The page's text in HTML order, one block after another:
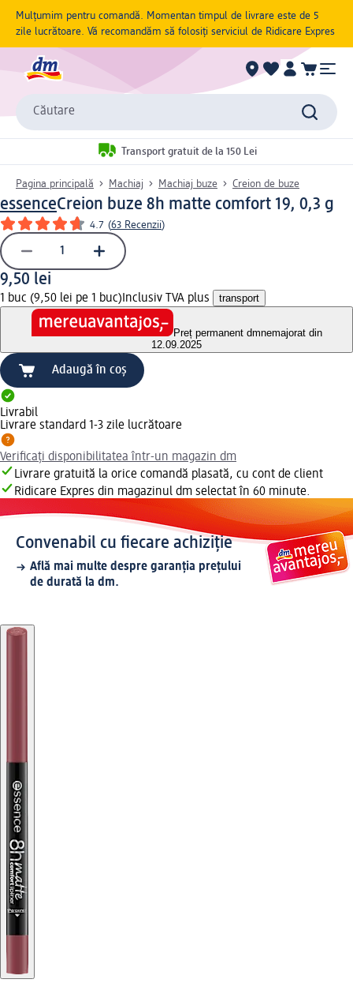
Mulțumim pentru comandă. Momentan timpul de livrare este de 5
zile lucrătoare. Vă recomandăm să folosiți serviciul de Ridicare Expres
Căutare
Transport gratuit de la 150 Lei
Pagina principală Machiaj Machiaj buze Creion de buze
essenceCreion buze 8h matte comfort 19, 0,3 g
4.7 (63 Recenzii)
9,50 lei
1 buc (9,50 lei pe 1 buc) Inclusiv TVA plus transport
Preț permanent dmnemajorat din
12.09.2025
Adaugă în coș
Livrabil
Livrare standard 1-3 zile lucrătoare
Verificați disponibilitatea într-un magazin dm
Livrare gratuită la orice comandă plasată, cu cont de client
Ridicare Expres din magazinul dm selectat în 60 minute.
Convenabil cu fiecare achiziție
Află mai multe despre garanția prețului
de durată la dm.